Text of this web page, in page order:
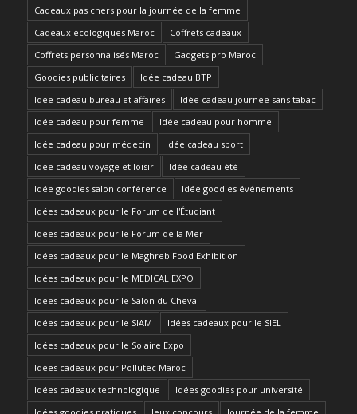
Cadeaux pas chers pour la journée de la femme
Cadeaux écologiques Maroc
Coffrets cadeaux
Coffrets personnalisés Maroc
Gadgets pro Maroc
Goodies publicitaires
Idée cadeau BTP
Idée cadeau bureau et affaires
Idée cadeau journée sans tabac
Idée cadeau pour femme
Idée cadeau pour homme
Idée cadeau pour médecin
Idée cadeau sport
Idée cadeau voyage et loisir
Idée cadeau été
Idée goodies salon conférence
Idée goodies événements
Idées cadeaux pour le Forum de l'Étudiant
Idées cadeaux pour le Forum de la Mer
Idées cadeaux pour le Maghreb Food Exhibition
Idées cadeaux pour le MEDICAL EXPO
Idées cadeaux pour le Salon du Cheval
Idées cadeaux pour le SIAM
Idées cadeaux pour le SIEL
Idées cadeaux pour le Solaire Expo
Idées cadeaux pour Pollutec Maroc
Idées cadeaux technologique
Idées goodies pour université